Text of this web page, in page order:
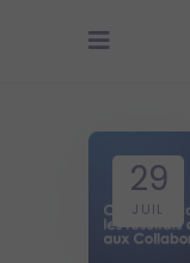
29
JUIL